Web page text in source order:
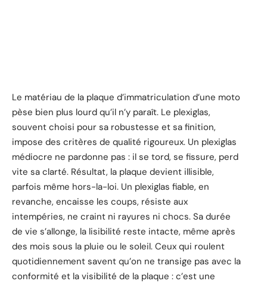
Le matériau de la plaque d’immatriculation d’une moto
pèse bien plus lourd qu’il n’y paraît. Le plexiglas,
souvent choisi pour sa robustesse et sa finition,
impose des critères de qualité rigoureux. Un plexiglas
médiocre ne pardonne pas : il se tord, se fissure, perd
vite sa clarté. Résultat, la plaque devient illisible,
parfois même hors-la-loi. Un plexiglas fiable, en
revanche, encaisse les coups, résiste aux
intempéries, ne craint ni rayures ni chocs. Sa durée
de vie s’allonge, la lisibilité reste intacte, même après
des mois sous la pluie ou le soleil. Ceux qui roulent
quotidiennement savent qu’on ne transige pas avec la
conformité et la visibilité de la plaque : c’est une